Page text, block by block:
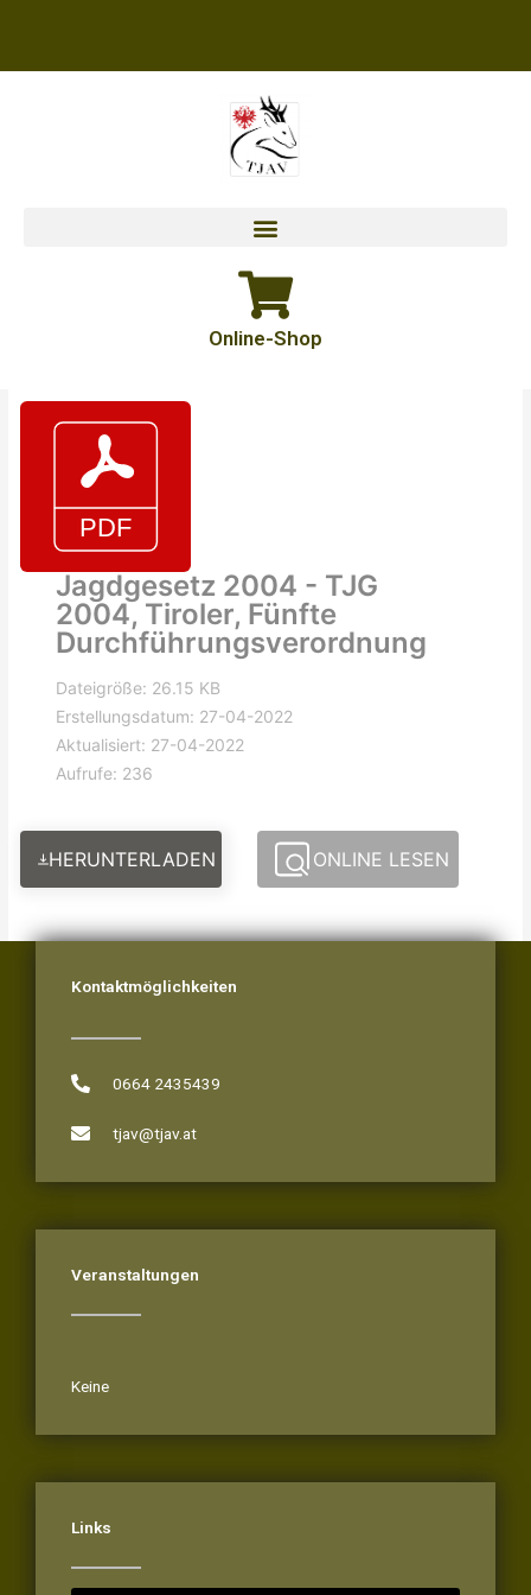
Online-Shop
Jagdgesetz 2004 - TJG
2004, Tiroler, Fünfte
Durchführungsverordnung
Dateigröße: 26.15 KB
Erstellungsdatum: 27-04-2022
Aktualisiert: 27-04-2022
Aufrufe: 236
HERUNTERLADEN ONLINE LESEN
Kontaktmöglichkeiten
0664 2435439
tjav@tjav.at
Veranstaltungen
Keine
Links